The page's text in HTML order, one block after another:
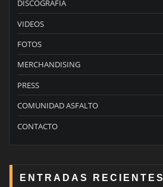
DISCOGRAFÍA
VIDEOS
FOTOS
MERCHANDISING
PRESS
COMUNIDAD ASFALTO
CONTACTO
ENTRADAS RECIENTES